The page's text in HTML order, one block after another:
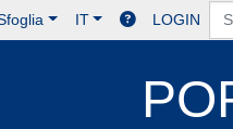
IT LOGIN